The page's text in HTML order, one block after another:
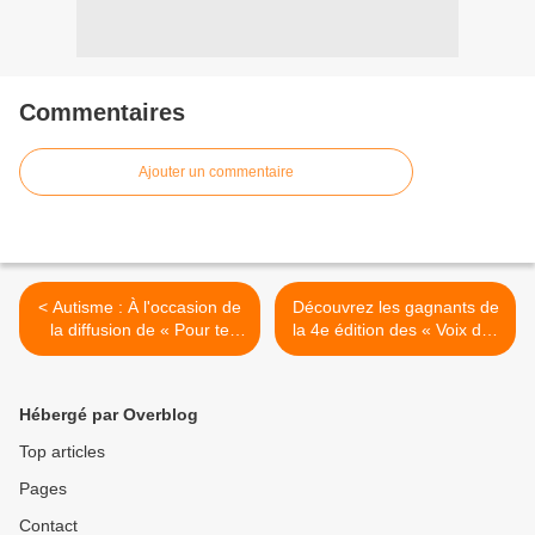
Commentaires
Ajouter un commentaire
< Autisme : À l'occasion de
la diffusion de « Pour te
retrouver », M6 propose
Découvrez les gagnants de
la 4e édition des « Voix des
Outre-mer » ! >
Hébergé par Overblog
Top articles
Pages
Contact